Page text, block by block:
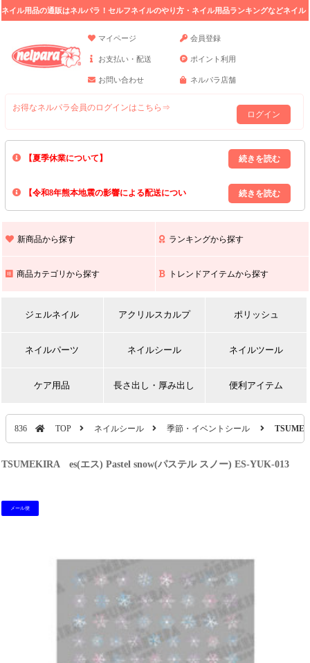
ネイル用品の通販はネルパラ！セルフネイルのやり方・ネイル用品ランキングなどネイル
マイページ
会員登録
お支払い・配送 ポイント利用
お問い合わせ ネルパラ店舗
お得なネルパラ会員のログインはこちら⇒
ログイン
【夏季休業について】
8/13(木)～8/16(日)の間｢出荷業務・お問い合わせ業務｣はお休みいたしま
上記期間中のご注文・お問い合わせは8/17(月)以降の対応となりますので
【令和8年熊本地震の影響による配送につい
また､ 九州全域でお荷物のお届けに遅延が生じております｡
新商品から探す ランキングから探す
商品カテゴリから探す トレンドアイテムから探す
ジェルネイル アクリルスカルプ ポリッシュ
ネイルパーツ ネイルシール ネイルツール
ケア用品 長さ出し・厚み出し 便利アイテム
836 TOP ネイルシール 季節・イベントシール
TSUMEKIRA es(エス) Pastel snow(パステル スノー) ES-YUK-013
メール便